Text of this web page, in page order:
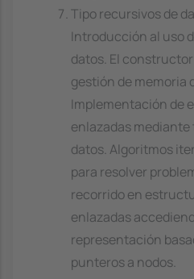
Tipo recursivos de
Introducción al uso
datos. El
gestión de memoria
Implementación de
enlazadas
datos. Algoritmos
para resolver
recorrido en
enlazadas
representación
punteros a nodos.